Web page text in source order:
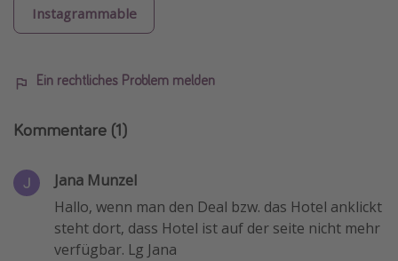
Instagrammable
Ein rechtliches Problem melden
Kommentare (1)
Jana Munzel
Hallo, wenn man den Deal bzw. das Hotel anklickt
steht dort, dass Hotel ist auf der seite nicht mehr
verfügbar. Lg Jana